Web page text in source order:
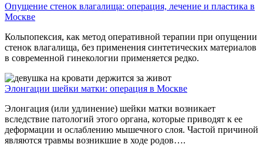
Опущение стенок влагалища: операция, лечение и пластика в
Москве
Кольпопексия, как метод оперативной терапии при опущении
стенок влагалища, без применения синтетических материалов
в современной гинекологии применяется редко.
Элонгации шейки матки: операция в Москве
Элонгация (или удлинение) шейки матки возникает
вследствие патологий этого органа, которые приводят к ее
деформации и ослаблению мышечного слоя. Частой причиной
являются травмы возникшие в ходе родов….